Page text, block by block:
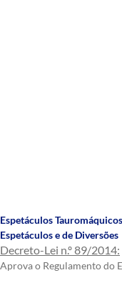
Espetáculos Tauromáquicos
Espetáculos e de Diversões
Decreto-Lei n.º 89/2014:
Aprova o Regulamento do